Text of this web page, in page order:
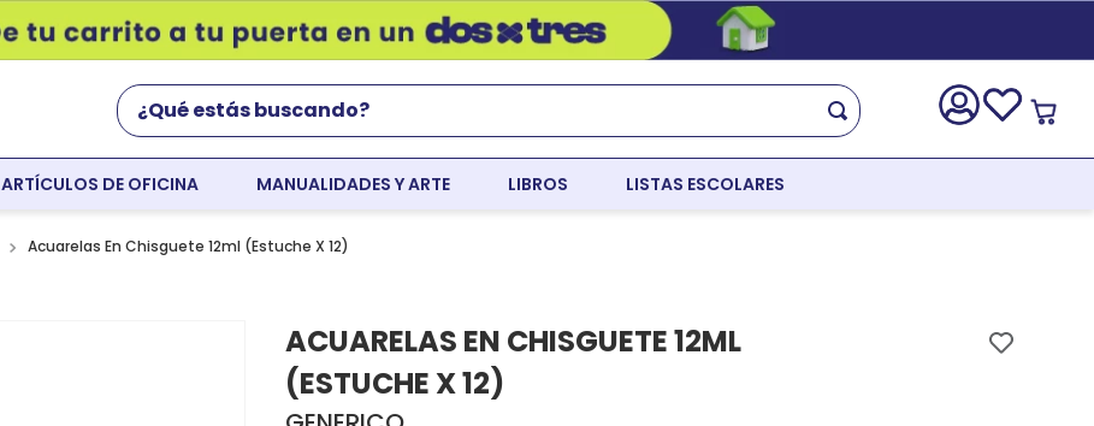
¿Qué estás buscando?
ARTÍCULOS DE OFICINA MANUALIDADES Y ARTE LIBROS LISTAS ESCOLARES
Acuarelas En Chisguete 12ml (Estuche X 12)
ACUARELAS EN CHISGUETE 12ML
(ESTUCHE X 12)
world english